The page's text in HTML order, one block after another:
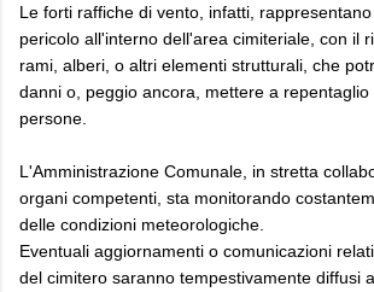
Le forti raffiche di vento, infatti,
pericolo all'interno dell'area cimiteriale, con il
rami, alberi, o altri elementi strutturali, che
danni o, peggio ancora, mettere a
persone.
L'Amministrazione Comunale, in stretta
organi competenti, sta monitorando
delle condizioni meteorologiche.
Eventuali aggiornamenti o comunicazioni
del cimitero saranno tempestivamente diffusi